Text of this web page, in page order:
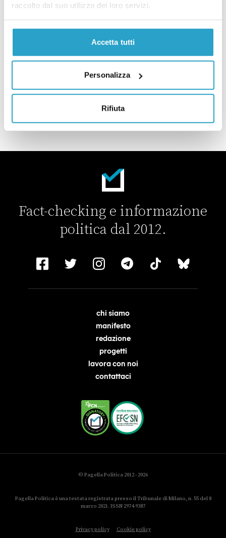
raccolto dal suo utilizzo dei loro servizi.
Accetta tutti
Personalizza
Rifiuta
Il record del governo Meloni sui decreti-legge
POLITICI
Draghi è il premier che ci ha messo di
diREDAZIONE
Draghi è il premier che ci ha messo di più ad andare in tv
Fact-checking e informazione
politica dal 2012.
chi siamo
manifesto
redazione
progetti
lavora con noi
contattaci
© Pagella Politica 2012 - 2026
Pagella Politica è una testata registrata presso il Tribunale di Milano, n. 55 del 8
marzo 2021. ISSN 2974-9387
Privacy policy Cookie policy